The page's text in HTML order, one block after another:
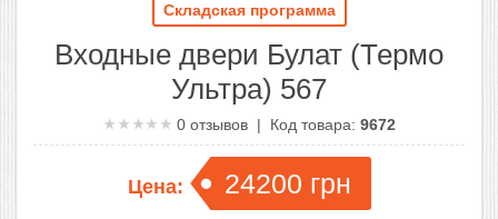
Складская программа
Входные двери Булат (Термо
Ультра) 567
0отзывов | Код товара: 9672
Цена: 24200 грн